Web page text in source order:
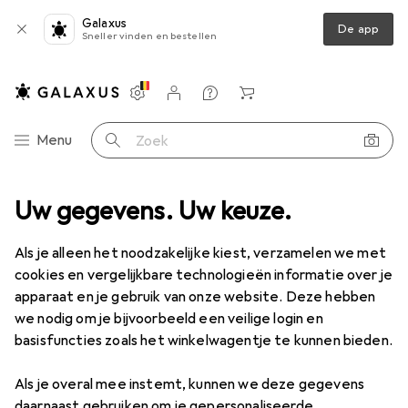
Uw gegevens. Uw keuze.
Als je alleen het noodzakelijke kiest, verzamelen we met
cookies en vergelijkbare technologieën informatie over je
apparaat en je gebruik van onze website. Deze hebben
we nodig om je bijvoorbeeld een veilige login en
basisfuncties zoals het winkelwagentje te kunnen bieden.
Als je overal mee instemt, kunnen we deze gegevens
Galaxus
Sneller vinden en bestellen De app
Categorie navigatie
Menu Zoek op
Instellingen
Klantenaccount
Produktvergelijking
Verlanglijstje
Winkelmandje
Huishouden Bagage + accessoires
Toilettassen
ProductenForum